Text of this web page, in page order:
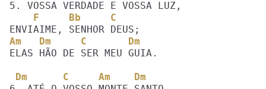
    F     Bb     C
Am   Dm     C       Dm
ELAS HÃO DE SER MEU GUIA.
Dm      C     Am    Dm